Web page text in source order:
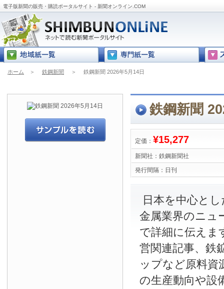
電子版新聞の販売・購読ポータルサイト - 新聞オンライン.COM
ホーム ＞ 鉄鋼新聞 ＞ 鉄鋼新聞 2026年5月14日
鉄鋼新聞
定価： ¥15,277
新聞社： 鉄鋼新聞社
発行間隔： 日刊
日本を中心と
金属業界のニュ
で詳細に伝えま
営関連記事、鉄
ップなど原料資
の生産動向や設